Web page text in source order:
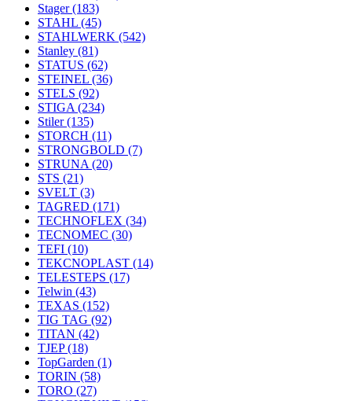
Stager(183)
STAHL (45)
STAHLWERK (542)
Stanley (81)
STATUS (62)
STEINEL (36)
STELS (92)
STIGA (234)
Stiler(135)
STORCH (11)
STRONGBOLD (7)
STRUNA (20)
STS (21)
SVELT (3)
TAGRED (171)
TECHNOFLEX (34)
TECNOMEC (30)
TEFI (10)
TEKCNOPLAST (14)
TELESTEPS (17)
Telwin (43)
TEXAS (152)
TIG TAG (92)
TITAN (42)
TJEP(18)
TopGarden (1)
TORIN (58)
TORO (27)